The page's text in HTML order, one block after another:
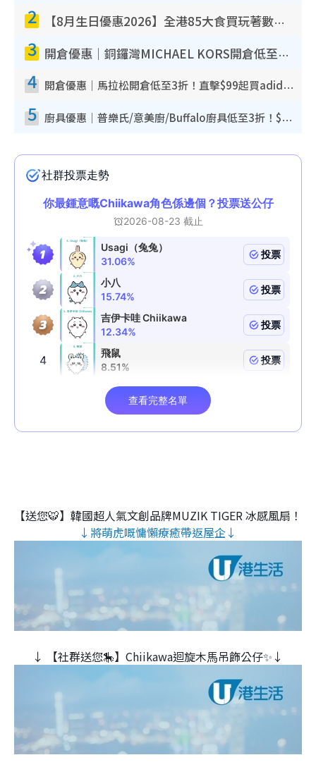
2 【8月生日優惠2026】全港85大食買玩著數攻略 自助餐/火鍋放題同行免費＋誠品/DONKI送現金券
3 開倉優惠｜銅鑼灣MICHAEL KORS開倉低至17折！直擊$500起買手袋/銀包/鞋款 必買經典Jet Set系列
4 開倉優惠｜馬拉松開倉低至3折！直擊$99起買adidas／New Balance／Puma鞋款 STANLEY保溫杯劈價至$119起
5 廚具優惠｜普樂氏/意美廚/Buffalo廚具低至3折！$89起買煎鍋／炒鑊／個人鍋 同場小家電激減至$99起
【送您🐯】韓國超人氣文創品牌MUZIK TIGER 冰感風扇！
↓將萌虎嘅慵懶療癒帶返屋企↓
↓ 【社群送您🎠】Chiikawa迴旋木⾺吊飾公仔✨↓